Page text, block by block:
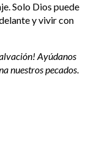
Solo Dios puede
y vivir con
Ayúdanos
nuestros pecados.